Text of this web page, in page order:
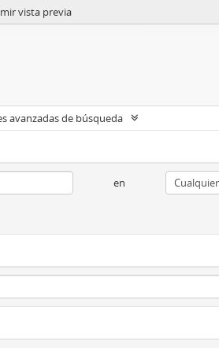
vista previa
avanzadas de búsqueda
en